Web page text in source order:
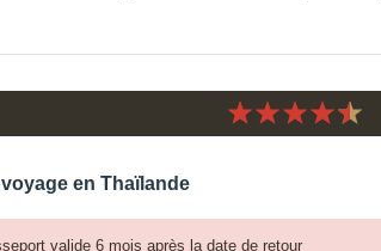
en Thaïlande
valide 6 mois après la date de retour